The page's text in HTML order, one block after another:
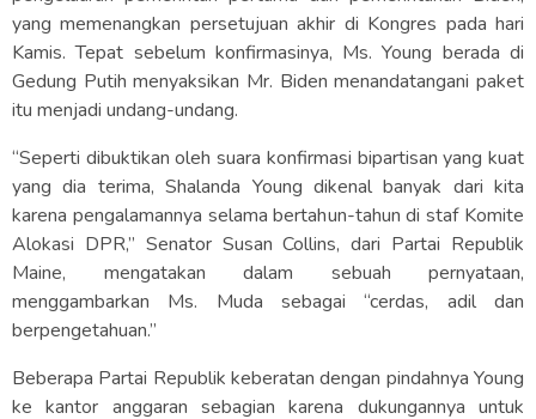
yang memenangkan persetujuan akhir di Kongres pada hari
Kamis. Tepat sebelum konfirmasinya, Ms. Young berada di
Gedung Putih menyaksikan Mr. Biden menandatangani paket
itu menjadi undang-undang.
“Seperti dibuktikan oleh suara konfirmasi bipartisan yang kuat
yang dia terima, Shalanda Young dikenal banyak dari kita
karena pengalamannya selama bertahun-tahun di staf Komite
Alokasi DPR,” Senator Susan Collins, dari Partai Republik
Maine, mengatakan dalam sebuah pernyataan,
menggambarkan Ms. Muda sebagai “cerdas, adil dan
berpengetahuan.”
Beberapa Partai Republik keberatan dengan pindahnya Young
ke kantor anggaran sebagian karena dukungannya untuk